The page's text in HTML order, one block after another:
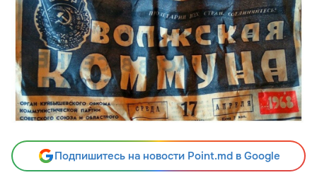
Подпишитесь на новости Point.md в Google